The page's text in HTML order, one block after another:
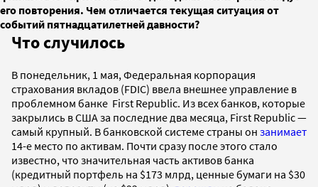
его повторения. Чем отличается текущая ситуация от
событий пятнадцатилетней давности?
Что случилось
В понедельник, 1 мая, Федеральная корпорация
страхования вкладов (FDIC) ввела внешнее управление в
проблемном банке First Republic. Из всех банков, которые
закрылись в США за последние два месяца, First Republic —
самый крупный. В банковской системе страны он занимает
14-е место по активам. Почти сразу после этого стало
известно, что значительная часть активов банка
(кредитный портфель на $173 млрд, ценные бумаги на $30